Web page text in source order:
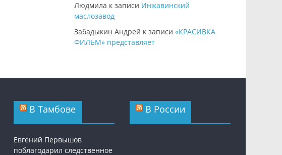
Людмила к записи Инжавинский
маслозавод
Забадыкин Андрей к записи «КРАСИВКА
ФИЛЬМ» представляет
В Тамбове
Евгений Первышов
поблагодарил следственное
В России